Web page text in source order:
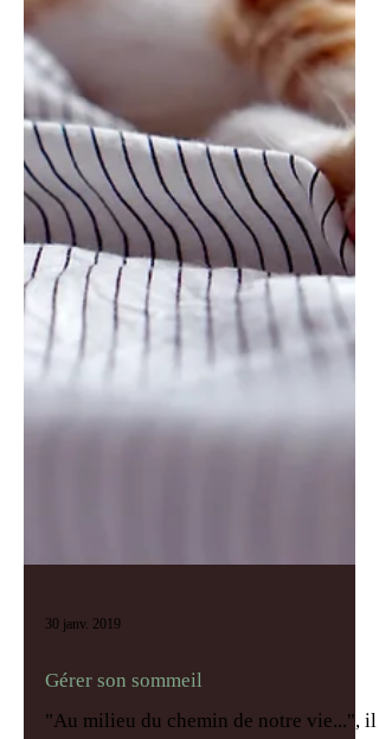
30 janv. 2019